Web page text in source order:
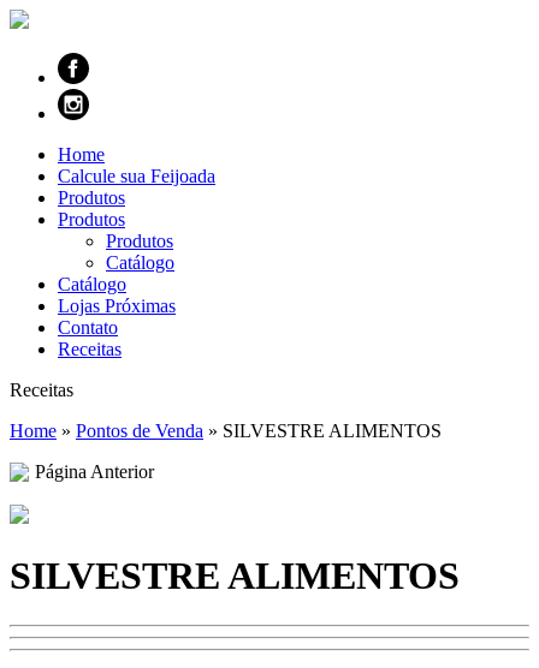
Home
Calcule sua Feijoada
Produtos
Produtos
Produtos
Catálogo
Catálogo
Lojas Próximas
Contato
Receitas
Receitas
Home » Pontos de Venda » SILVESTRE ALIMENTOS
Página Anterior
SILVESTRE ALIMENTOS